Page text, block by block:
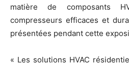
matière de composants
compresseurs efficaces et
présentées pendant cette
« Les solutions HVAC